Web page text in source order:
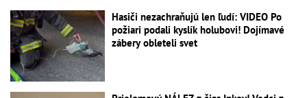
Hasiči nezachraňujú len ľudí: VIDEO Po
požiari podali kyslík holubovi! Dojímavé
zábery obleteli svet